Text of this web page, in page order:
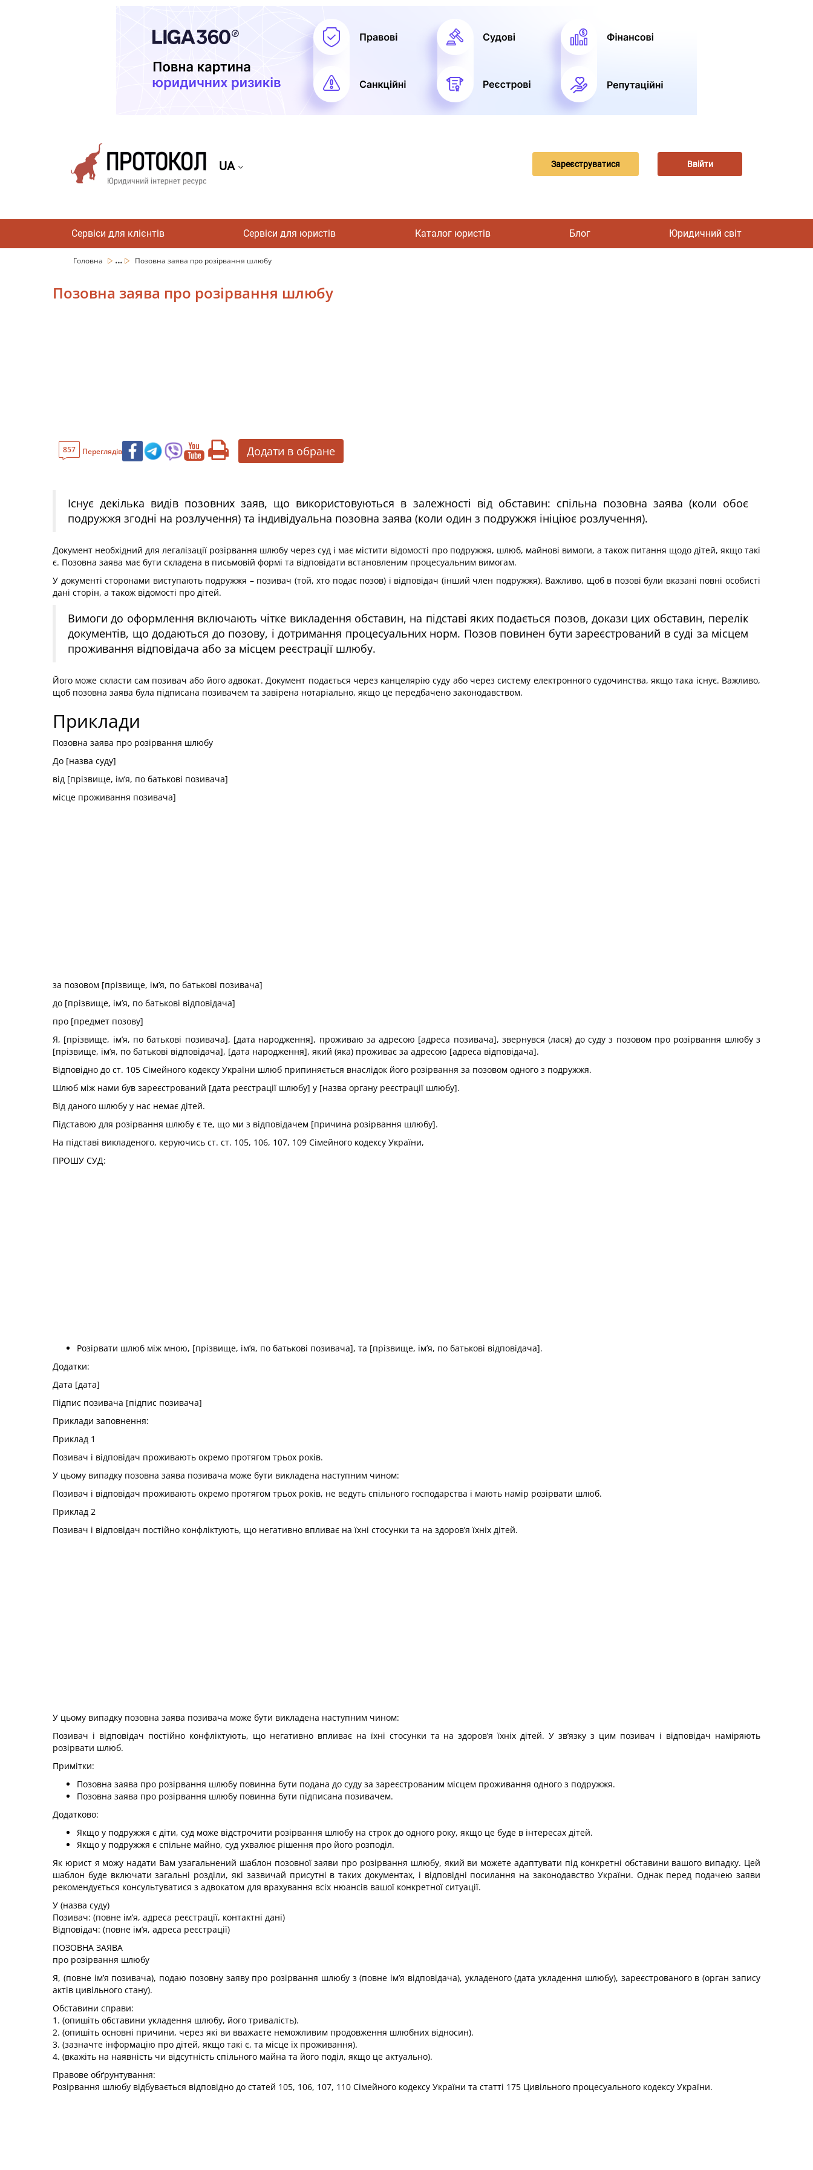
UA Зареєструватися Ввійти
Сервіси для клієнтів Сервіси для юристів Каталог юристів Блог Юридичний світ
Головна ... Позовна заява про розірвання шлюбу
Позовна заява про розірвання шлюбу
857 Переглядів Додати в обране
Існує декілька видів позовних заяв, що використовуються в залежності від обставин: спільна позовна заява (коли обоє
подружжя згодні на розлучення) та індивідуальна позовна заява (коли один з подружжя ініціює розлучення).
Документ необхідний для легалізації розірвання шлюбу через суд і має містити відомості про подружжя, шлюб, майнові вимоги, а також питання щодо дітей, якщо такі
є. Позовна заява має бути складена в письмовій формі та відповідати встановленим процесуальним вимогам.
У документі сторонами виступають подружжя – позивач (той, хто подає позов) і відповідач (інший член подружжя). Важливо, щоб в позові були вказані повні особисті
дані сторін, а також відомості про дітей.
Вимоги до оформлення включають чітке викладення обставин, на підставі яких подається позов, докази цих обставин, перелік
документів, що додаються до позову, і дотримання процесуальних норм. Позов повинен бути зареєстрований в суді за місцем
проживання відповідача або за місцем реєстрації шлюбу.
Його може скласти сам позивач або його адвокат. Документ подається через канцелярію суду або через систему електронного судочинства, якщо така існує. Важливо,
щоб позовна заява була підписана позивачем та завірена нотаріально, якщо це передбачено законодавством.
Приклади
Позовна заява про розірвання шлюбу
До [назва суду]
від [прізвище, ім’я, по батькові позивача]
місце проживання позивача]
за позовом [прізвище, ім’я, по батькові позивача]
до [прізвище, ім’я, по батькові відповідача]
про [предмет позову]
Я, [прізвище, ім’я, по батькові позивача], [дата народження], проживаю за адресою [адреса позивача], звернувся (лася) до суду з позовом про розірвання шлюбу з
[прізвище, ім’я, по батькові відповідача], [дата народження], який (яка) проживає за адресою [адреса відповідача].
Відповідно до ст. 105 Сімейного кодексу України шлюб припиняється внаслідок його розірвання за позовом одного з подружжя.
Шлюб між нами був зареєстрований [дата реєстрації шлюбу] у [назва органу реєстрації шлюбу].
Від даного шлюбу у нас немає дітей.
Підставою для розірвання шлюбу є те, що ми з відповідачем [причина розірвання шлюбу].
На підставі викладеного, керуючись ст. ст. 105, 106, 107, 109 Сімейного кодексу України,
ПРОШУ СУД:
Розірвати шлюб між мною, [прізвище, ім’я, по батькові позивача], та [прізвище, ім’я, по батькові відповідача].
Додатки:
Дата [дата]
Підпис позивача [підпис позивача]
Приклади заповнення:
Приклад 1
Позивач і відповідач проживають окремо протягом трьох років.
У цьому випадку позовна заява позивача може бути викладена наступним чином:
Позивач і відповідач проживають окремо протягом трьох років, не ведуть спільного господарства і мають намір розірвати шлюб.
Приклад 2
Позивач і відповідач постійно конфліктують, що негативно впливає на їхні стосунки та на здоров’я їхніх дітей.
У цьому випадку позовна заява позивача може бути викладена наступним чином:
Позивач і відповідач постійно конфліктують, що негативно впливає на їхні стосунки та на здоров’я їхніх дітей. У зв’язку з цим позивач і відповідач наміряють
розірвати шлюб.
Примітки:
Позовна заява про розірвання шлюбу повинна бути подана до суду за зареєстрованим місцем проживання одного з подружжя.
Позовна заява про розірвання шлюбу повинна бути підписана позивачем.
Додатково:
Якщо у подружжя є діти, суд може відстрочити розірвання шлюбу на строк до одного року, якщо це буде в інтересах дітей.
Якщо у подружжя є спільне майно, суд ухвалює рішення про його розподіл.
Як юрист я можу надати Вам узагальнений шаблон позовної заяви про розірвання шлюбу, який ви можете адаптувати під конкретні обставини вашого випадку. Цей
шаблон буде включати загальні розділи, які зазвичай присутні в таких документах, і відповідні посилання на законодавство України. Однак перед подачею заяви
рекомендується консультуватися з адвокатом для врахування всіх нюансів вашої конкретної ситуації.
У (назва суду)
Позивач: (повне ім’я, адреса реєстрації, контактні дані)
Відповідач: (повне ім’я, адреса реєстрації)
ПОЗОВНА ЗАЯВА
про розірвання шлюбу
Я, (повне ім’я позивача), подаю позовну заяву про розірвання шлюбу з (повне ім’я відповідача), укладеного (дата укладення шлюбу), зареєстрованого в (орган запису
актів цивільного стану).
Обставини справи:
1. (опишіть обставини укладення шлюбу, його тривалість).
2. (опишіть основні причини, через які ви вважаєте неможливим продовження шлюбних відносин).
3. (зазначте інформацію про дітей, якщо такі є, та місце їх проживання).
4. (вкажіть на наявність чи відсутність спільного майна та його поділ, якщо це актуально).
Правове обґрунтування:
Розірвання шлюбу відбувається відповідно до статей 105, 106, 107, 110 Сімейного кодексу України та статті 175 Цивільного процесуального кодексу України.